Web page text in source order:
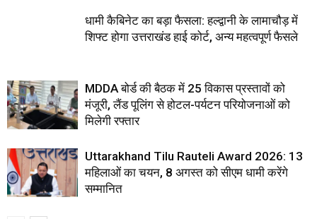
धामी कैबिनेट का बड़ा फैसला: हल्द्वानी के लामाचौड़ में
शिफ्ट होगा उत्तराखंड हाई कोर्ट, अन्य महत्वपूर्ण फैसले
MDDA बोर्ड की बैठक में 25 विकास प्रस्तावों को
मंजूरी, लैंड पूलिंग से होटल-पर्यटन परियोजनाओं को
मिलेगी रफ्तार
Uttarakhand Tilu Rauteli Award 2026: 13
महिलाओं का चयन, 8 अगस्त को सीएम धामी करेंगे
सम्मानित